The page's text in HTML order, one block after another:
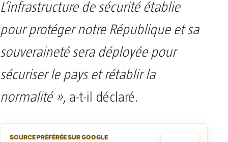
L’infrastructure de sécurité établie
pour protéger notre République et sa
souveraineté sera déployée pour
sécuriser le pays et rétablir la
normalité », a-t-il déclaré.
SOURCE PRÉFÉRÉE SUR GOOGLE